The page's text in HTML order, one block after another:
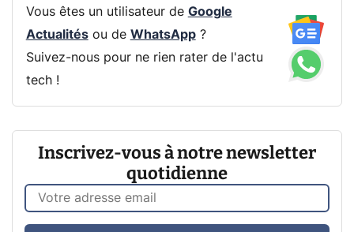
Vous êtes un utilisateur de Google
Actualitésou de WhatsApp?
Suivez-nous pour ne rien rater de l'actu
tech !
Inscrivez-vous à notre newsletter
quotidienne